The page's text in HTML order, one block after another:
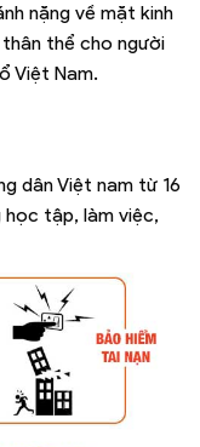
nặng về mặt kinh
thể cho người
Việt Nam.
dân Việt nam từ 16
tập, làm việc,